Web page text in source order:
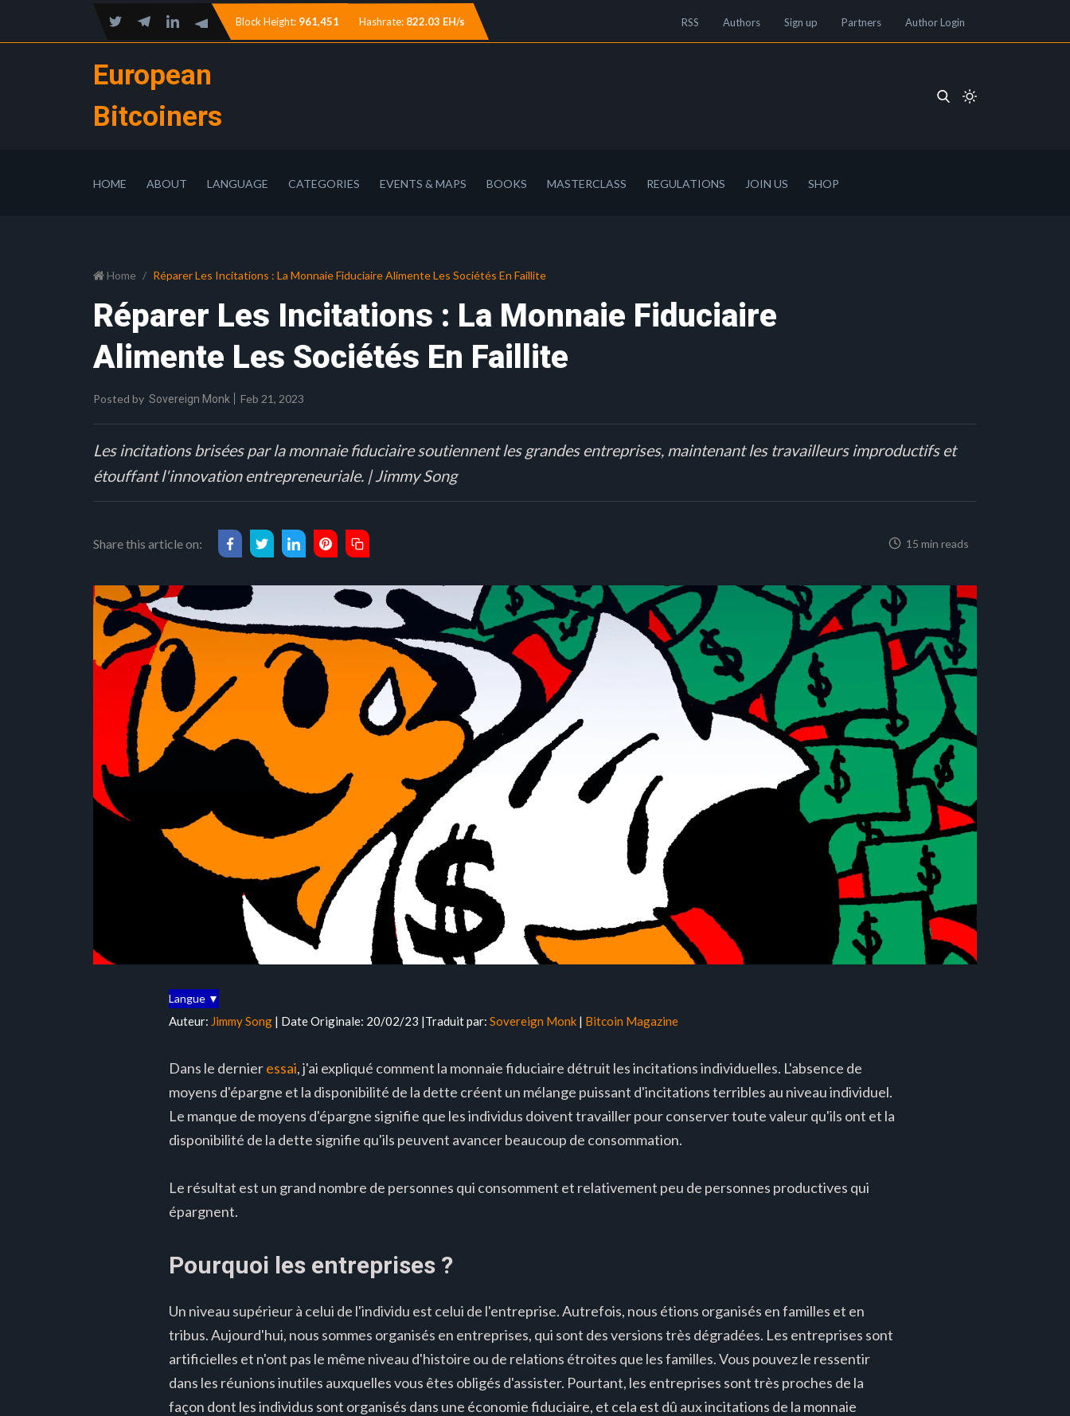
Block Height: 961,451 Hashrate: 822.03 EH/s RSS Authors Sign up Partners Author Login
European
Bitcoiners
HOME ABOUT LANGUAGE CATEGORIES EVENTS & MAPS BOOKS MASTERCLASS REGULATIONS JOIN US SHOP
Home Réparer Les Incitations : La Monnaie Fiduciaire Alimente Les Sociétés En Faillite
Réparer Les Incitations : La Monnaie Fiduciaire
Alimente Les Sociétés En Faillite
Posted by Sovereign Monk Feb 21, 2023
Les incitations brisées par la monnaie fiduciaire soutiennent les grandes entreprises, maintenant les travailleurs improductifs et
étouffant l'innovation entrepreneuriale. | Jimmy Song
Share this article on: 15 min reads
Langue ▼
Auteur: Jimmy Song | Date Originale: 20/02/23 |Traduit par: Sovereign Monk | Bitcoin Magazine
Dans le dernieressai, j'ai expliqué comment la monnaie fiduciaire détruit les incitations individuelles. L'absence de
moyens d'épargne et la disponibilité de la dette créent un mélange puissant d'incitations terribles au niveau individuel.
Le manque de moyens d'épargne signifie que les individus doivent travailler pour conserver toute valeur qu'ils ont et la
disponibilité de la dette signifie qu'ils peuvent avancer beaucoup de consommation.
Le résultat est un grand nombre de personnes qui consomment et relativement peu de personnes productives qui
épargnent.
Pourquoi les entreprises ?
Un niveau supérieur à celui de l'individu est celui de l'entreprise. Autrefois, nous étions organisés en familles et en
tribus. Aujourd'hui, nous sommes organisés en entreprises, qui sont des versions très dégradées. Les entreprises sont
artificielles et n'ont pas le même niveau d'histoire ou de relations étroites que les familles. Vous pouvez le ressentir
dans les réunions inutiles auxquelles vous êtes obligés d'assister. Pourtant, les entreprises sont très proches de la
façon dont les individus sont organisés dans une économie fiduciaire, et cela est dû aux incitations de la monnaie